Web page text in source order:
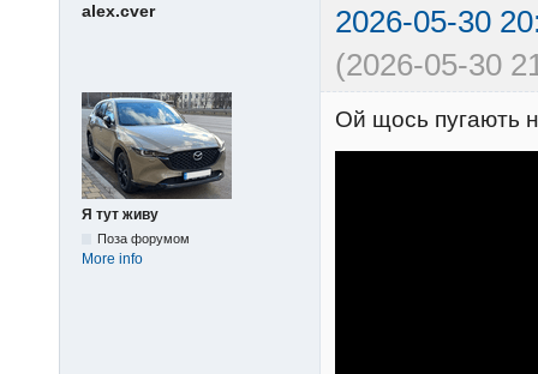
alex.cver
2026-05-30
(2026-05-30
Я тут живу
Поза форумом
More info
Ой щось пугають